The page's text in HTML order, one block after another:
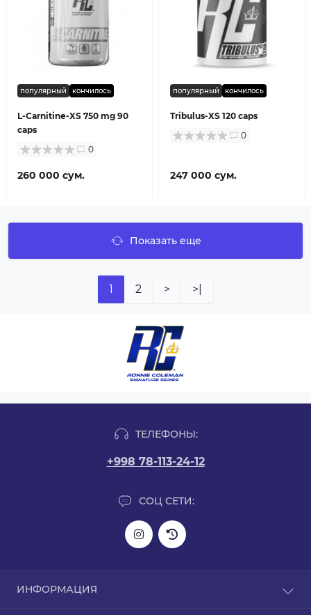
популярный кончилось
L-Carnitine-XS 750 mg 90
caps
0
260 000 сум.
популярный кончилось
Tribulus-XS 120 caps
0
247 000 сум.
Показать еще
1 2 > >|
ТЕЛЕФОНЫ:
+998 78-113-24-12
СОЦ СЕТИ:
ИНФОРМАЦИЯ